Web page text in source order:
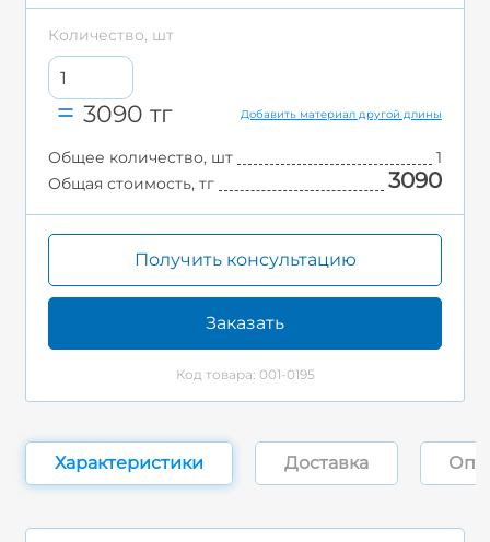
Количество, шт
3090 тг Добавить материал другой длины
Общее количество, шт
1
Общая стоимость, тг
3090
Получить консультацию
Заказать
Код товара: 001-0195
Характеристики Доставка